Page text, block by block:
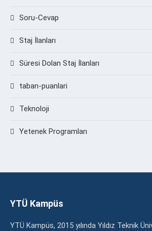
Soru-Cevap
Staj İlanları
Süresi Dolan Staj İlanları
taban-puanlari
Teknoloji
Yetenek Programları
YTÜ Kampüs
YTÜ Kampüs, 2015 yılında Yıldız Teknik